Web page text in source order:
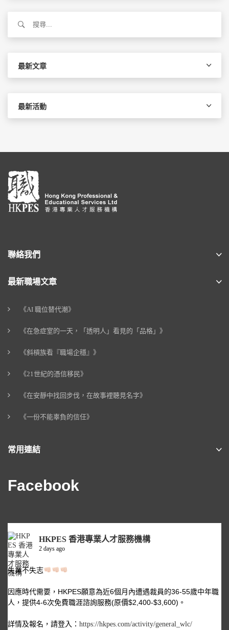
關
最新文章
最新活動
聯絡我們
最新職場文章
《AI 職位替代潮》
《在急症室的一天，「透明人」看見的「品格」》
《斜槓族看『職場企穩』》
《21世紀的憑信移民》
《在安靜中找回步伐，在故事裡聽見名字》
《一份不能辜負的信任》
常用連結
Facebook
HKPES 香港專業人才服務機構
2 days ago
失業不失志
因應時代需要，HKPES願意為近6個月內遭遇裁員的36-55歲中年職
人，提供4-6次免費職涯諮詢服務(原價$2,400-$3,600)。
詳情及報名，請登入： https://hkpes.com/activity/general_wlc/